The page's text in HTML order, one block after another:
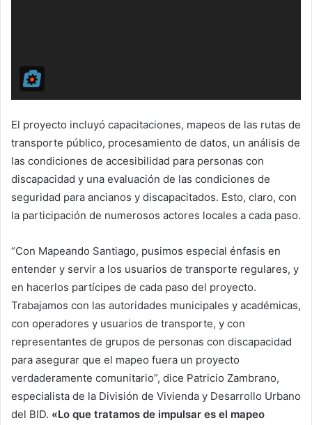
El proyecto incluyó capacitaciones, mapeos de las rutas de
transporte público, procesamiento de datos, un análisis de
las condiciones de accesibilidad para personas con
discapacidad y una evaluación de las condiciones de
seguridad para ancianos y discapacitados. Esto, claro, con
la participación de numerosos actores locales a cada paso.
“Con Mapeando Santiago, pusimos especial énfasis en
entender y servir a los usuarios de transporte regulares, y
en hacerlos partícipes de cada paso del proyecto.
Trabajamos con las autoridades municipales y académicas,
con operadores y usuarios de transporte, y con
representantes de grupos de personas con discapacidad
para asegurar que el mapeo fuera un proyecto
verdaderamente comunitario”, dice Patricio Zambrano,
especialista de la División de Vivienda y Desarrollo Urbano
del BID. «Lo que tratamos de impulsar es el mapeo